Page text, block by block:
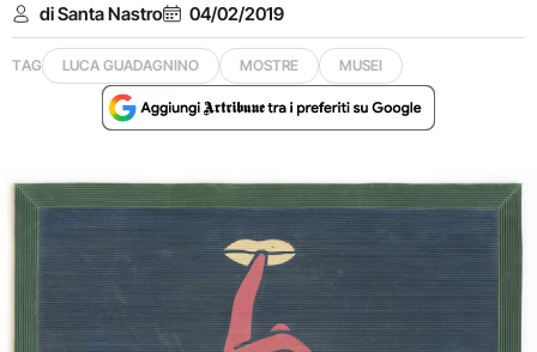
di Santa Nastro 04/02/2019
TAG LUCA GUADAGNINO MOSTRE MUSEI